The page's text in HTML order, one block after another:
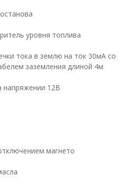
уровня топлива
тока в землю на ток 30мА со
заземления длиной 4м
напряжении 12В
магнето